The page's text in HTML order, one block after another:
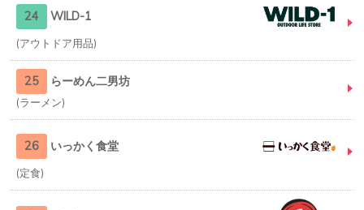
24 WILD-1
アウトドア用品
25 らーめん二男坊
ラーメン
26 いっかく食堂
定食